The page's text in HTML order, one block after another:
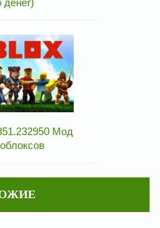
Мод